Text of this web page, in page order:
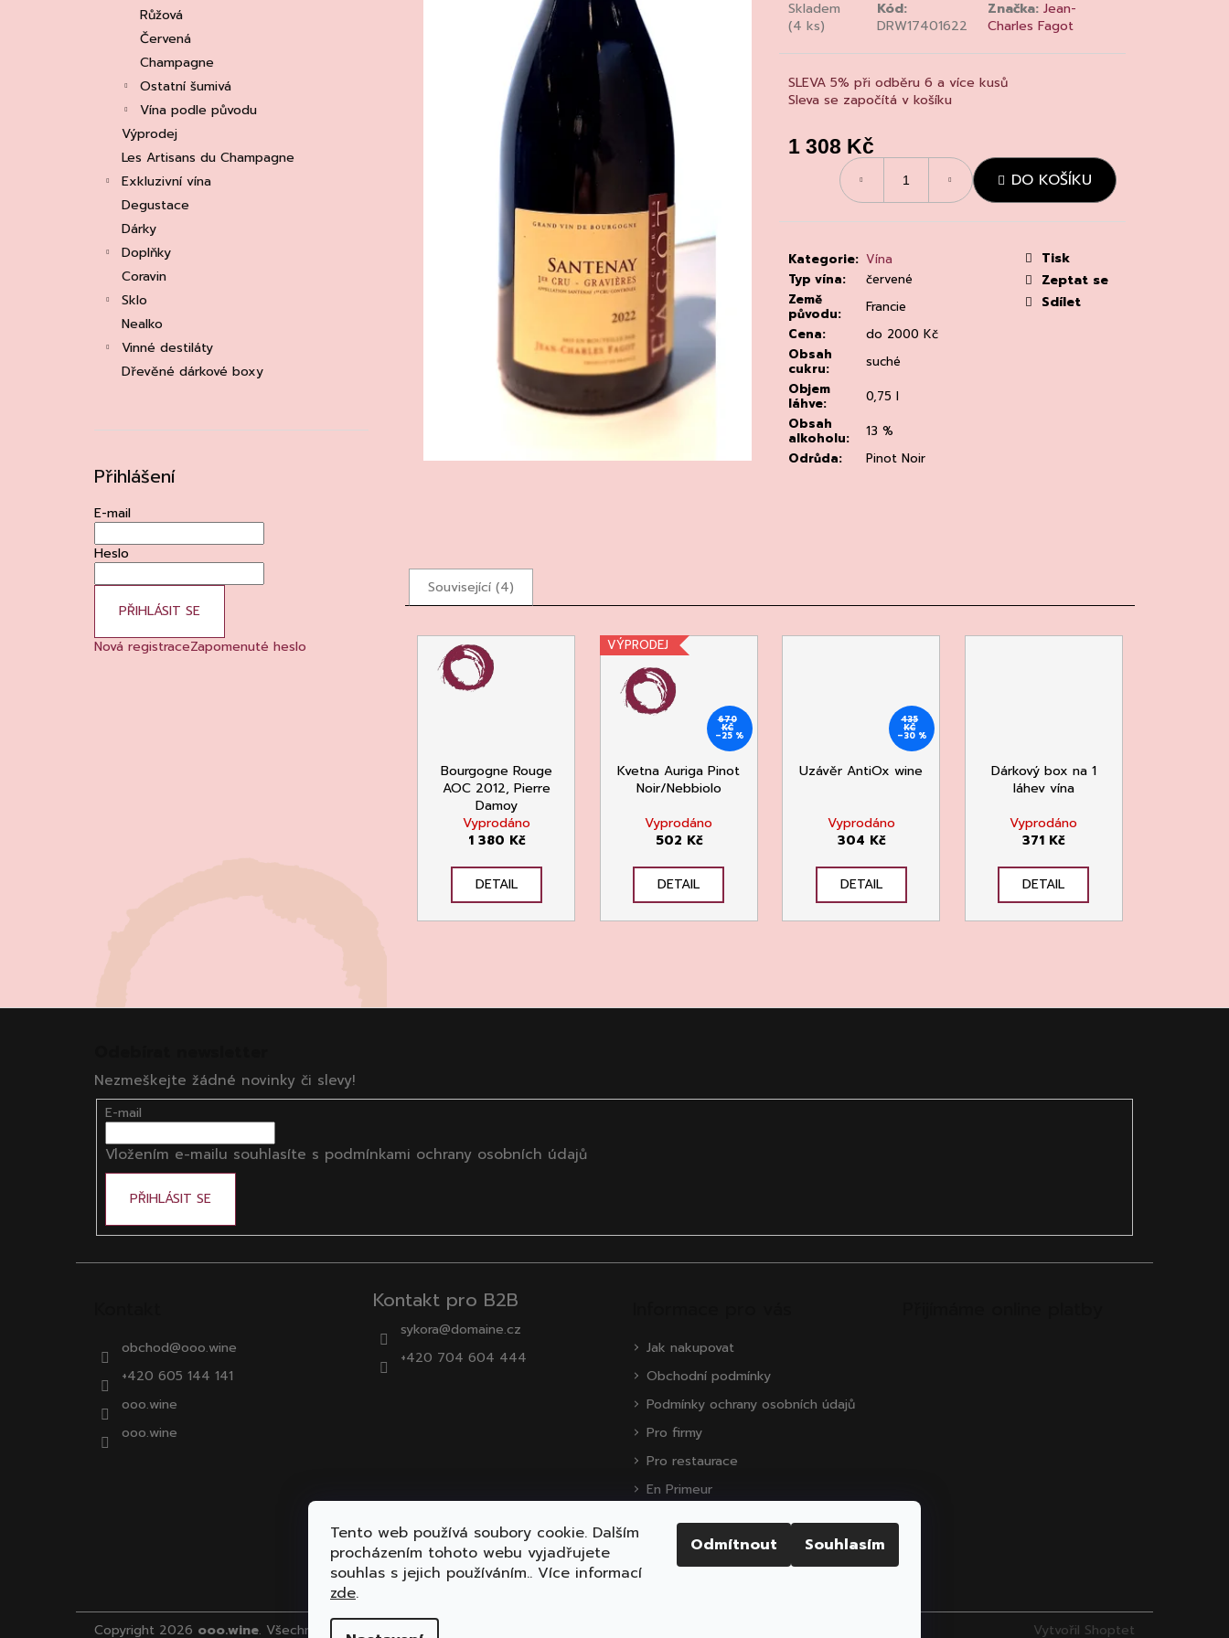
Tento web používá soubory cookie. Dalším
procházením tohoto webu vyjadřujete
souhlas s jejich používáním.. Více informací
zde.
Odmítnout Souhlasím
Růžová
Červená
Champagne
Ostatní šumivá
Vína podle původu
Výprodej
Les Artisans du Champagne
Exkluzivní vína
Degustace
Dárky
Doplňky
Coravin
Sklo
Nealko
Vinné destiláty
Dřevěné dárkové boxy
Přihlášení
E-mail
Heslo
PŘIHLÁSIT SE
Nová registraceZapomenuté heslo
Skladem
(4 ks)
Kód:
DRW17401622
Značka:Jean-
Charles Fagot
SLEVA 5% při odběru 6 a více kusů
Sleva se započítá v košíku
1 308 Kč
DO KOŠÍKU
Kategorie: Vína
Typ vína:
červené
Země
původu:
Francie
Cena:
do 2000 Kč
Obsah
cukru:
suché
Objem
láhve:
0,75 l
Obsah
alkoholu:
13 %
Odrůda: Pinot Noir
Tisk
Zeptat se
Sdílet
Související (4)
Bourgogne Rouge
AOC 2012, Pierre
Damoy
Vyprodáno
1 380 Kč
DETAIL
VÝPRODEJ
670
KČ
–25 %
Kvetna Auriga Pinot
Noir/Nebbiolo
Vyprodáno
502 Kč
DETAIL
435
KČ
–30 %
Uzávěr AntiOx wine
Vyprodáno
304 Kč
DETAIL
Dárkový box na 1
láhev vína
Vyprodáno
371 Kč
DETAIL
ASOLO PROSECCO SUPERIORE DOCG
BRUT, MARTIGNAGO
253 Kč
Původně: 335 Kč
CHATELDON, VODA PERLIVÁ
DEGUSTACE DOMAINE 'ALZIPRATU
Z
Nezmeškejte žádné novinky či slevy!
E-mail
Vložením e-mailu souhlasíte s podmínkami ochrany osobních údajů
PŘIHLÁSIT SE
obchod@ooo.wine
+420 605 144 141
ooo.wine
ooo.wine
Kontakt pro B2B
sykora@domaine.cz
+420 704 604 444
Jak nakupovat
Obchodní podmínky
Podmínky ochrany osobních údajů
Pro firmy
Pro restaurace
En Primeur
Zákaznická podpora
Vytvořil Shoptet
Copyright 2026 ooo.wine. Všechna práva vyhrazena.